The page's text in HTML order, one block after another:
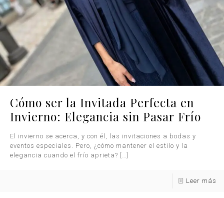
Cómo ser la Invitada Perfecta en
Invierno: Elegancia sin Pasar Frío
El invierno se acerca, y con él, las invitaciones a bodas y
eventos especiales. Pero, ¿cómo mantener el estilo y la
elegancia cuando el frío aprieta? […]
Leer más